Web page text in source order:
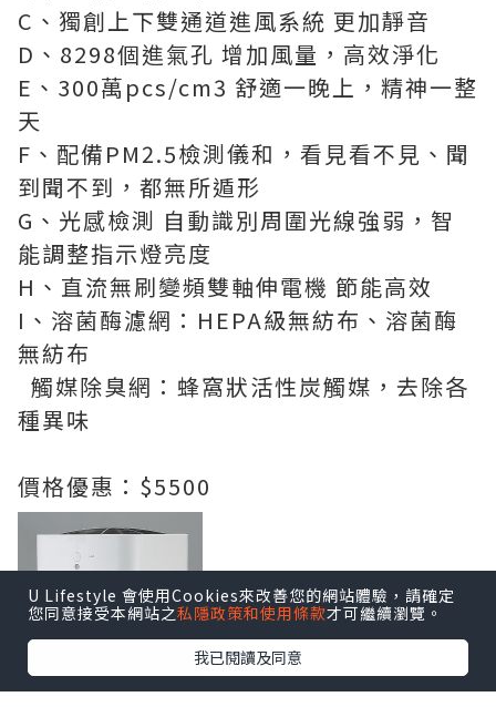
C、獨創上下雙通道進風系統 更加靜音
D、8298個進氣孔 增加風量，高效淨化
E、300萬pcs/cm3 舒適一晚上，精神一整
天
F、配備PM2.5檢測儀和，看見看不見、聞
到聞不到，都無所遁形
G、光感檢測 自動識別周圍光線強弱，智
能調整指示燈亮度
H、直流無刷變頻雙軸伸電機 節能高效
I、溶菌酶濾網：HEPA級無紡布、溶菌酶
無紡布
觸媒除臭網：蜂窩狀活性炭觸媒，去除各
種異味
價格優惠：$5500
U Lifestyle 會使用Cookies來改善您的網站體驗，請確定
您同意接受本網站之私隱政策和使用條款才可繼續瀏覽。
我已閱讀及同意